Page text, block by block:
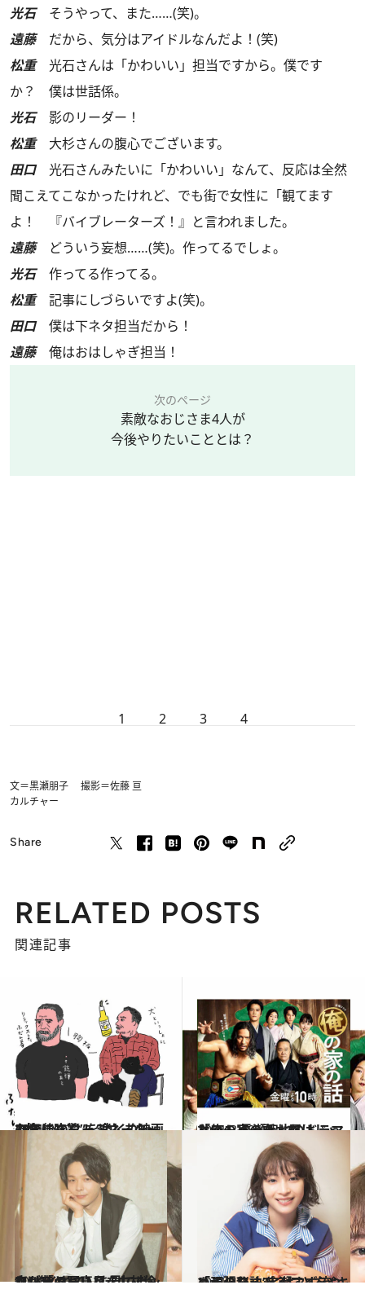
光石そうやって、また……(笑)。
遠藤だから、気分はアイドルなんだよ！(笑)
松重光石さんは「かわいい」担当ですから。僕です
か？ 僕は世話係。
光石影のリーダー！
松重大杉さんの腹心でございます。
田口光石さんみたいに「かわいい」なんて、反応は全然
聞こえてこなかったけれど、でも街で女性に「観てます
よ！ 『バイブレーターズ！』と言われました。
遠藤どういう妄想……(笑)。作ってるでしょ。
光石作ってる作ってる。
松重記事にしづらいですよ(笑)。
田口僕は下ネタ担当だから！
遠藤俺はおはしゃぎ担当！
次のページ
素敵なおじさま4人が
今後やりたいこととは？
1 2 3 4
文＝黒瀬朋子 撮影＝佐藤 亘
カルチャー
Share
RELATED POSTS
関連記事
2021.3.22
28年後のターミネーターの姿に吃驚！ “丸くなったおじさん”を楽しむ映画3本
カルチャー 2021.3.19
「俺の家の話」だけじゃない！ 長瀬智也のドラマヒストリーをお届け
カルチャー
2021.2.5
“ひねくれていた”中村倫也が昔の写真を 見てビックリ「ヤバい目をしてた…笑」
カルチャー 2021.4.7
「頑張りすぎることをやめました」 広瀬すず流“キレイの秘訣”とは？
カルチャー